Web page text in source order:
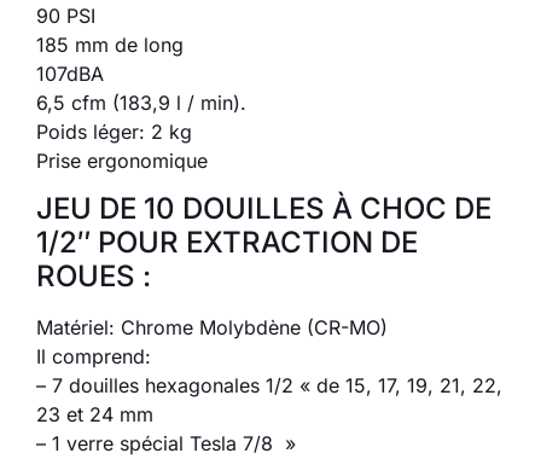
90 PSI
185 mm de long
107dBA
6,5 cfm (183,9 l / min).
Poids léger: 2 kg
Prise ergonomique
JEU DE 10 DOUILLES À CHOC DE
1/2″ POUR EXTRACTION DE
ROUES :
Matériel: Chrome Molybdène (CR-MO)
Il comprend:
– 7 douilles hexagonales 1/2 « de 15, 17, 19, 21, 22,
23 et 24 mm
– 1 verre spécial Tesla 7/8 »